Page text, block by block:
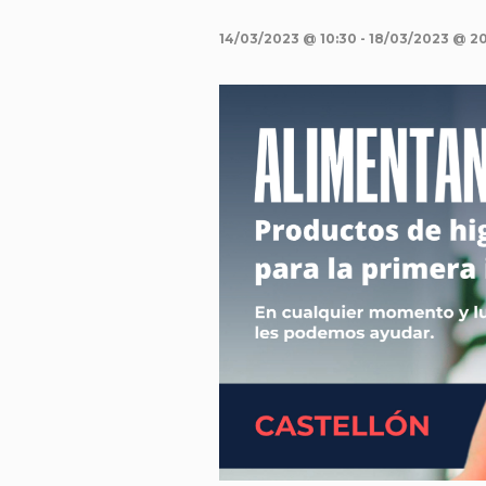
14/03/2023 @ 10:30 - 18/03/2023 @